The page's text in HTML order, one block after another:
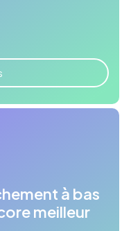
à bas
meilleur